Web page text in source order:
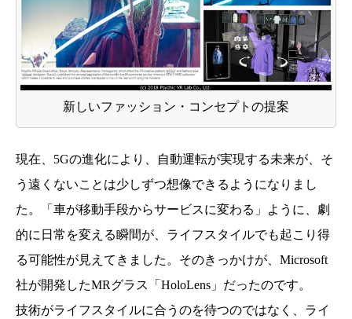
新しいファッション・コンセプトの提案
現在、5Gの進化により、自動運転が実現する未来が、そ
う遠くないことは少しずつ想像できるようになりまし
た。「車が移動手段からサービスに変わる」ように、劇
的に日常を変える瞬間が、ライフスタイルでも起こり得
る可能性が見えてきました。そのきっかけが、Microsoft
社が開発したMRグラス「HoloLens」だったのです。
技術がライフスタイルに合うのを待つのではなく、ライ